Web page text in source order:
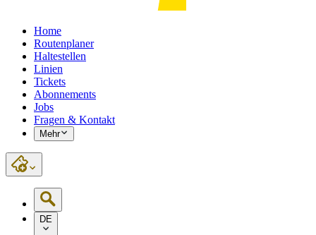
Home
Routenplaner
Haltestellen
Linien
Tickets
Abonnements
Jobs
Fragen & Kontakt
Mehr
DE